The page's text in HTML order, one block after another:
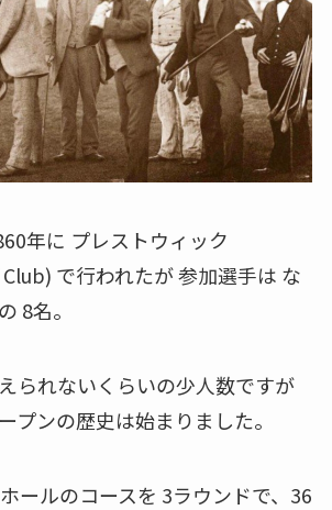
年に プレストウィック
で行われたが 参加選手は な
8名。
られないくらいの少人数ですが
プンの歴史は始まりました。
ールのコースを 3ラウンドで、36